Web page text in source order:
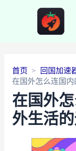
首页
回国加速
在国外怎么连国
在国外
外生活